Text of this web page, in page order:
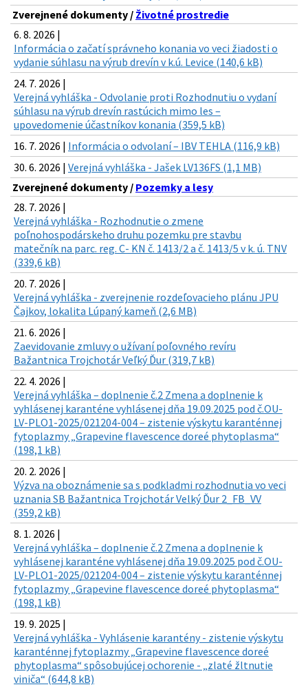
Zverejnené dokumenty / Životné prostredie
6. 8. 2026 |
Informácia o začatí správneho konania vo veci žiadosti o
vydanie súhlasu na výrub drevín v k.ú. Levice (140,6 kB)
24. 7. 2026 |
Verejná vyhláška - Odvolanie proti Rozhodnutiu o vydaní
súhlasu na výrub drevín rastúcich mimo les –
upovedomenie účastníkov konania (359,5 kB)
16. 7. 2026 | Informácia o odvolaní – IBV TEHLA (116,9 kB)
30. 6. 2026 | Verejná vyhláška - Jašek LV136FS (1,1 MB)
Zverejnené dokumenty / Pozemky a lesy
28. 7. 2026 |
Verejná vyhláška - Rozhodnutie o zmene
poľnohospodárskeho druhu pozemku pre stavbu
matečník na parc. reg. C- KN č. 1413/2 a č. 1413/5 v k. ú. TNV
(339,6 kB)
20. 7. 2026 |
Verejná vyhláška - zverejnenie rozdeľovacieho plánu JPU
Čajkov, lokalita Lúpaný kameň (2,6 MB)
21. 6. 2026 |
Zaevidovanie zmluvy o užívaní poľovného revíru
Bažantnica Trojchotár Veľký Ďur (319,7 kB)
22. 4. 2026 |
Verejná vyhláška – doplnenie č.2 Zmena a doplnenie k
vyhlásenej karanténe vyhlásenej dňa 19.09.2025 pod č.OU-
LV-PLO1-2025/021204-004 – zistenie výskytu karanténnej
fytoplazmy „Grapevine flavescence doreé phytoplasma“
(198,1 kB)
20. 2. 2026 |
Výzva na oboznámenie sa s podkladmi rozhodnutia vo veci
uznania SB Bažantnica Trojchotár Velký Ďur 2_FB_VV
(359,2 kB)
8. 1. 2026 |
Verejná vyhláška – doplnenie č.2 Zmena a doplnenie k
vyhlásenej karanténe vyhlásenej dňa 19.09.2025 pod č.OU-
LV-PLO1-2025/021204-004 – zistenie výskytu karanténnej
fytoplazmy „Grapevine flavescence doreé phytoplasma“
(198,1 kB)
19. 9. 2025 |
Verejná vyhláška - Vyhlásenie karantény - zistenie výskytu
karanténnej fytoplazmy „Grapevine flavescence doreé
phytoplasma“ spôsobujúcej ochorenie - „zlaté žltnutie
viniča“ (644,8 kB)